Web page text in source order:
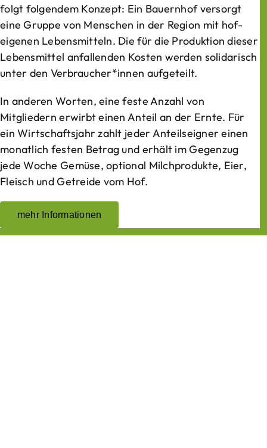
folgt folgendem Konzept: Ein Bauern­hof versorgt
eine Gruppe von Menschen in der Region mit hof­
eigenen Lebens­mitteln. Die für die Produktion dieser
Lebens­mittel anfallenden Kosten werden solidarisch
unter den Verbraucher*­innen aufgeteilt.
In anderen Worten, eine feste Anzahl von
Mitgliedern erwirbt einen Anteil an der Ernte. Für
ein Wirtschaftsjahr zahlt jeder Anteilseigner einen
monatlich festen Betrag und erhält im Gegenzug
jede Woche Gemüse, optional Milchprodukte, Eier,
Fleisch und Getreide vom Hof.
mehr Informationen